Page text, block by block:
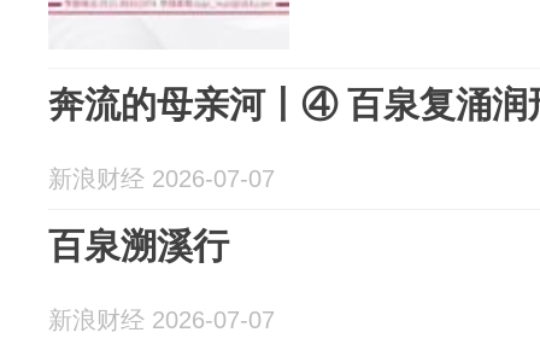
奔流的母亲河丨④ 百泉复涌润
新浪财经 2026-07-07
百泉溯溪行
新浪财经 2026-07-07